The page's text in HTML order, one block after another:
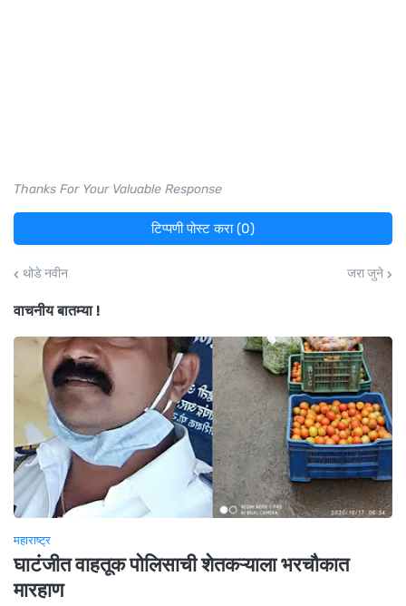
Thanks For Your Valuable Response
टिप्पणी पोस्ट करा (0)
थोडे नवीन जरा जुने
वाचनीय बातम्या !
महाराष्ट्र
घाटंजीत वाहतूक पोलिसाची शेतकऱ्याला भरचौकात
मारहाण